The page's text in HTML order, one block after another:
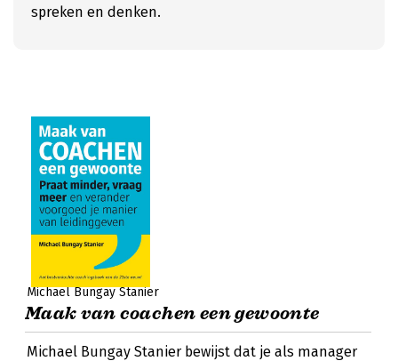
spreken en denken.
Michael Bungay Stanier
Maak van coachen een gewoonte
Michael Bungay Stanier bewijst dat je als manager